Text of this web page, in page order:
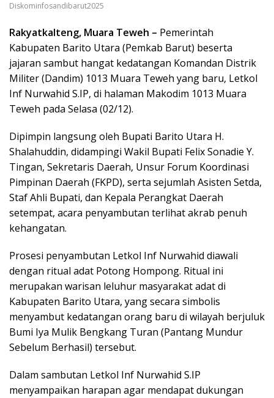
Diskominfosandibarut2025
Rakyatkalteng, Muara Teweh – Pemerintah
Kabupaten Barito Utara (Pemkab Barut) beserta
jajaran sambut hangat kedatangan Komandan Distrik
Militer (Dandim) 1013 Muara Teweh yang baru, Letkol
Inf Nurwahid S.IP, di halaman Makodim 1013 Muara
Teweh pada Selasa (02/12).
Dipimpin langsung oleh Bupati Barito Utara H.
Shalahuddin, didampingi Wakil Bupati Felix Sonadie Y.
Tingan, Sekretaris Daerah, Unsur Forum Koordinasi
Pimpinan Daerah (FKPD), serta sejumlah Asisten Setda,
Staf Ahli Bupati, dan Kepala Perangkat Daerah
setempat, acara penyambutan terlihat akrab penuh
kehangatan.
Prosesi penyambutan Letkol Inf Nurwahid diawali
dengan ritual adat Potong Hompong. Ritual ini
merupakan warisan leluhur masyarakat adat di
Kabupaten Barito Utara, yang secara simbolis
menyambut kedatangan orang baru di wilayah berjuluk
Bumi Iya Mulik Bengkang Turan (Pantang Mundur
Sebelum Berhasil) tersebut.
Dalam sambutan Letkol Inf Nurwahid S.IP
menyampaikan harapan agar mendapat dukungan